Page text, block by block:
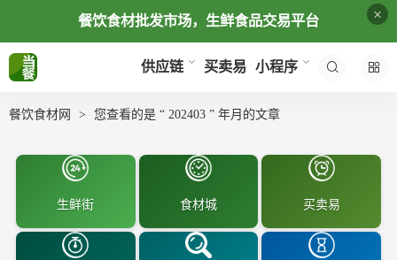
餐饮食材批发市场，生鲜食品交易平台 ×
供应链 买卖易 小程序
餐饮食材网 您查看的是 “ 202403 ” 年月的文章
生鲜街 食材城 买卖易